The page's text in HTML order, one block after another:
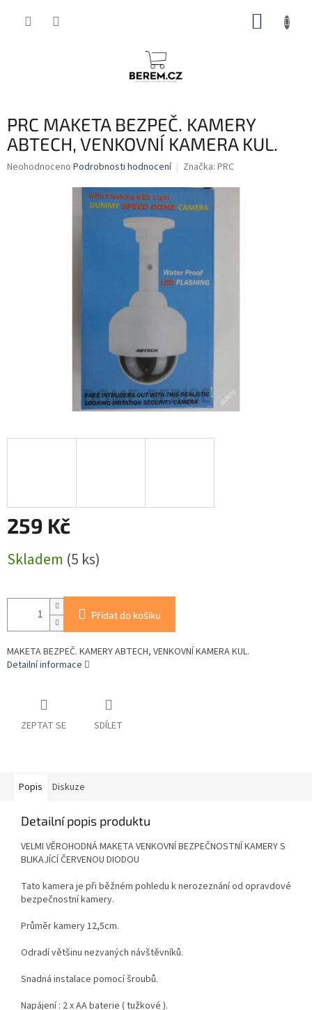
PRC MAKETA BEZPEČ. KAMERY
ABTECH, VENKOVNÍ KAMERA KUL.
Průměrné
Neohodnoceno Podrobnosti hodnocení Značka: PRC
259 Kč
cena:
Skladem (5 ks)
Přidat do košíku
MAKETA BEZPEČ. KAMERY ABTECH, VENKOVNÍ KAMERA KUL.
Detailní informace
ZEPTAT SE SDÍLET
Popis Diskuze
Detailní popis produktu
VELMI VĚROHODNÁ MAKETA VENKOVNÍ BEZPEČNOSTNÍ KAMERY S
BLIKAJÍCÍ ČERVENOU DIODOU
Tato kamera je při běžném pohledu k nerozeznání od opravdové
bezpečnostní kamery.
Průměr kamery12,5cm.
Odradí většinu nezvaných návštěvníků.
Snadná instalace pomocí šroubů.
Napájení : 2 x AA baterie ( tužkové ).